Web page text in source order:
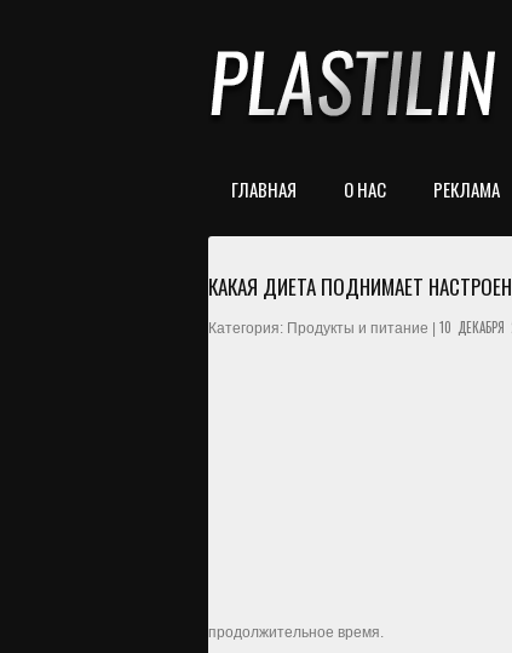
ГЛАВНАЯ О НАС РЕКЛАМА
КАКАЯ ДИЕТА ПОДНИМАЕТ
Категория: Продукты и питание | 10 ДЕКАБРЯ
продолжительное время.